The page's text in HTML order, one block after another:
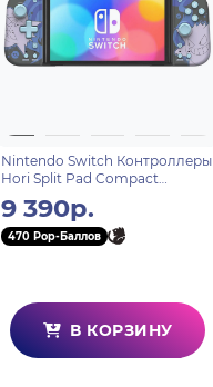
Nintendo Switch Контроллеры
Hori Split Pad Compact
(Gengar) для консоли Switch
(NSW-411U)
9 390р.
470 Pop-Баллов
В КОРЗИНУ